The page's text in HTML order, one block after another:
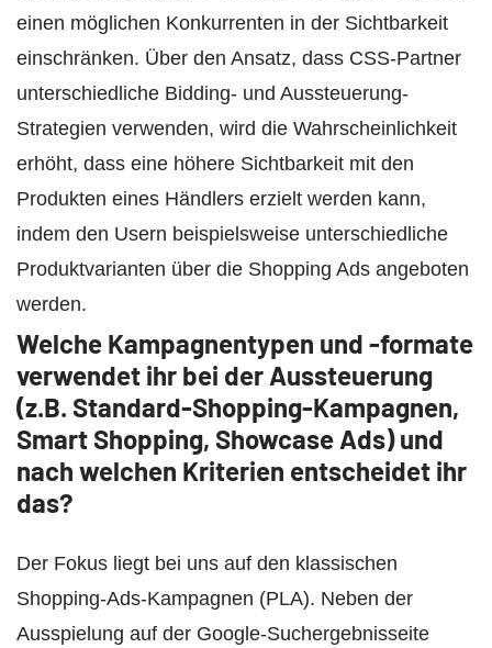
einen möglichen Konkurrenten in der Sichtbarkeit
einschränken. Über den Ansatz, dass CSS-Partner
unterschiedliche Bidding- und Aussteuerung-
Strategien verwenden, wird die Wahrscheinlichkeit
erhöht, dass eine höhere Sichtbarkeit mit den
Produkten eines Händlers erzielt werden kann,
indem den Usern beispielsweise unterschiedliche
Produktvarianten über die Shopping Ads angeboten
werden.
Welche Kampagnentypen und -formate
verwendet ihr bei der Aussteuerung
(z.B. Standard-Shopping-Kampagnen,
Smart Shopping, Showcase Ads) und
nach welchen Kriterien entscheidet ihr
das?
Der Fokus liegt bei uns auf den klassischen
Shopping-Ads-Kampagnen (PLA). Neben der
Ausspielung auf der Google-Suchergebnisseite